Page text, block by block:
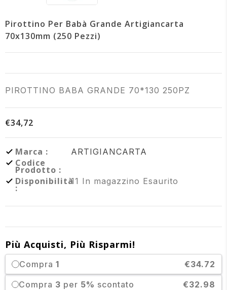
Pirottino Per Babà Grande Artigiancarta
70x130mm (250 Pezzi)
PIROTTINO BABA GRANDE 70*130 250PZ
€34,72
Marca : ARTIGIANCARTA
Codice
Prodotto :
Disponibilità
:
11 In magazzino Esaurito
Più Acquisti, Più Risparmi!
Compra 1
€34.72
Compra 3 per 5% scontato €32.98